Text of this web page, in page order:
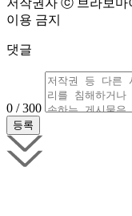
저작권자 ⓒ 브라보마
이용 금지
댓글
0 / 300